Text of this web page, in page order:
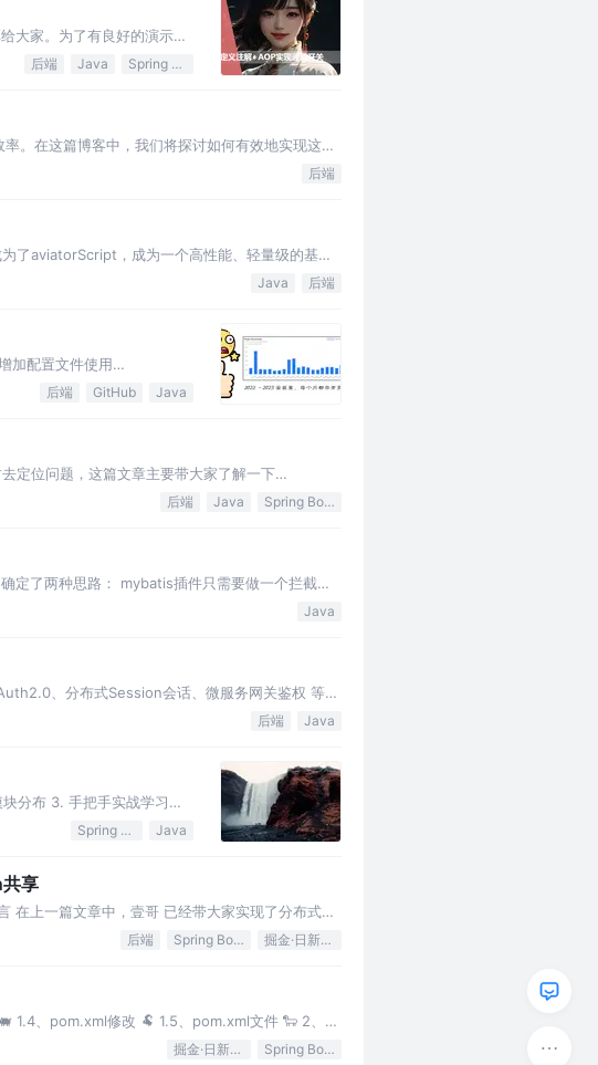
大家。为了有良好的演示效
后端 Java Spring Boot
。在这篇博客中，我们将探讨如何有效地实现这一
后端
了aviatorScript，成为一个高性能、轻量级的基于
Java 后端
加配置文件使用
后端 GitHub Java
定位问题，这篇文章主要带大家了解一下
后端 Java Spring Boot
定了两种思路： mybatis插件只需要做一个拦截
记录更改前的内容，更改后的内容，变更内容等…
Java
、分布式Session会话、微服务网关鉴权 等一
后端 Java
分布 3. 手把手实战学习，
Spring Boot Java
享
在上一篇文章中，壹哥 已经带大家实现了分布式环
后端 Spring Boot 掘金·日新计划
1.4、pom.xml修改 🐏 1.5、pom.xml文件 🐑 2、新
掘金·日新计划 Spring Boot